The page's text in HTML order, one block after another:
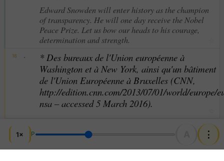
1× P ⋮
Edward Snowden will enter history as the champion
of transparency. He will one day receive the Nobel
Peace Prize. Let us bow our heads to his courage,
determination and strength.
18 ·
* Des bureaux de l'Union européenne à
Washington et à New York, ainsi qu'un bâtiment
de l'Union Européenne à Bruxelles (CNN,
http://edition.cnn.com/2013/07/01/world/europe/
nsa – accessed 5 March 2016).